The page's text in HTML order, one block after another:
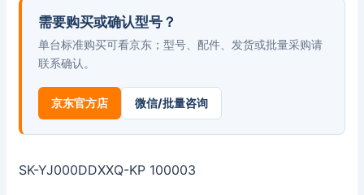
需要购买或确认型号？
单台标准购买可看京东；型号、配件、发货或批量采购请
联系确认。
京东官方店 微信/批量咨询
SK-YJ000DDXXQ-KP 100003